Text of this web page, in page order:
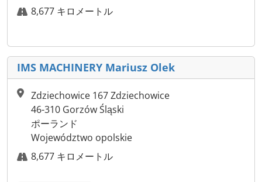
8,677 キロメートル
IMS MACHINERY Mariusz Olek
Zdziechowice 167 Zdziechowice
46-310 Gorzów Śląski
ポーランド
Województwo opolskie
8,677 キロメートル